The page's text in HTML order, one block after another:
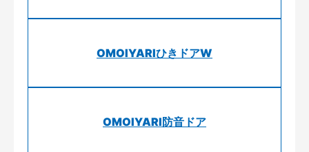
OMOIYARIひきドアW
OMOIYARI防音ドア